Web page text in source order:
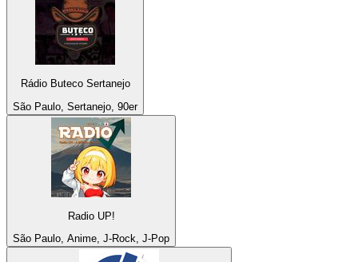
Rádio Buteco Sertanejo
São Paulo, Sertanejo, 90er
Radio UP!
São Paulo, Anime, J-Rock, J-Pop